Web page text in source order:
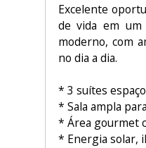
Excelente
de vida em um
moderno, com
no dia a dia.
* 3 suítes
* Sala ampla
* Área gourmet
* Energia solar,